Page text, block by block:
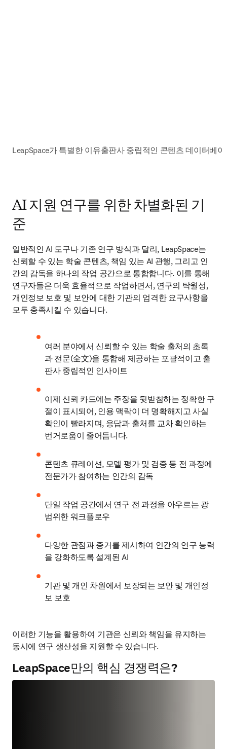
LeapSpace가 특별한 이유출판사 중립적인 콘텐츠 데이터베
AI 지원 연구를 위한 차별화된 기
준
일반적인 AI 도구나 기존 연구 방식과 달리, LeapSpace는
신뢰할 수 있는 학술 콘텐츠, 책임 있는 AI 관행, 그리고 인
간의 감독을 하나의 작업 공간으로 통합합니다. 이를 통해
연구자들은 더욱 효율적으로 작업하면서, 연구의 탁월성,
개인정보 보호 및 보안에 대한 기관의 엄격한 요구사항을
모두 충족시킬 수 있습니다.
여러 분야에서 신뢰할 수 있는 학술 출처의 초록
과 전문(全文)을 통합해 제공하는 포괄적이고 출
판사 중립적인 인사이트
이제 신뢰 카드에는 주장을 뒷받침하는 정확한 구
절이 표시되어, 인용 맥락이 더 명확해지고 사실
확인이 빨라지며, 응답과 출처를 교차 확인하는
번거로움이 줄어듭니다.
콘텐츠 큐레이션, 모델 평가 및 검증 등 전 과정에
전문가가 참여하는 인간의 감독
단일 작업 공간에서 연구 전 과정을 아우르는 광
범위한 워크플로우
다양한 관점과 증거를 제시하여 인간의 연구 능력
을 강화하도록 설계된 AI
기관 및 개인 차원에서 보장되는 보안 및 개인정
보 보호
이러한 기능을 활용하여 기관은 신뢰와 책임을 유지하는
동시에 연구 생산성을 지원할 수 있습니다.
LeapSpace만의 핵심 경쟁력은?